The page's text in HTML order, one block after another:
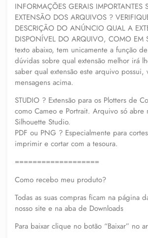
INFORMAÇÕES GERAIS IMPORTANTES
EXTENSÃO DOS ARQUIVOS ?
DESCRIÇÃO DO ANÚNCIO QUAL A
DISPONÍVEL DO ARQUIVO, COMO EM
texto abaixo, tem unicamente a função
dúvidas sobre qual extensão melhor irá
saber qual extensão este arquivo possui,
mensagens acima.
STUDIO ? Extensão para os Plotters de
como Cameo e Portrait. Arquivo só abre
Silhouette Studio.
PDF ou PNG ? Especialmente para
imprimir e cortar com a tesoura.
===================
Como recebo meu produto?
Todas as suas compras ficam na página
nosso site e na aba de Downloads
Para baixar clique no botão “Baixar” no